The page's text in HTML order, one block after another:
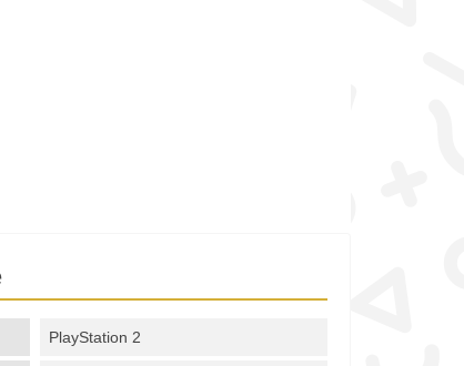
PlayStation 2